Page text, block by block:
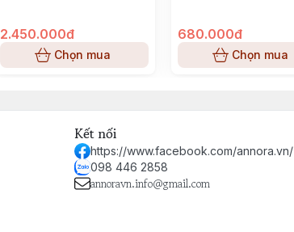
2.450.000đ
Chọn mua
680.000đ
Chọn mua
Kết nối
https://www.facebook.com/annora.vn/
098 446 2858
annoravn.info@gmail.com